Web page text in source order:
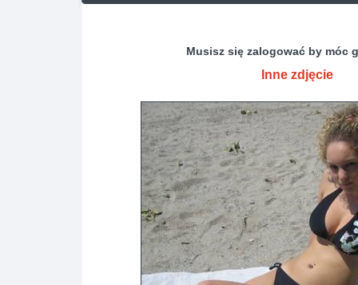
Musisz się zalogować by móc
Inne zdjęcie